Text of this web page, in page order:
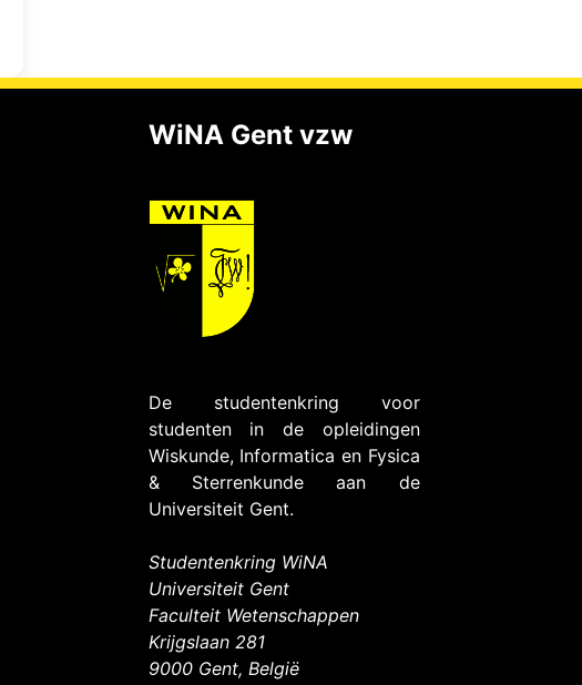
WiNA Gent vzw
De studentenkring voor
studenten in de opleidingen
Wiskunde, Informatica en Fysica
& Sterrenkunde aan de
Universiteit Gent.
Studentenkring WiNA
Universiteit Gent
Faculteit Wetenschappen
Krijgslaan 281
9000 Gent, België